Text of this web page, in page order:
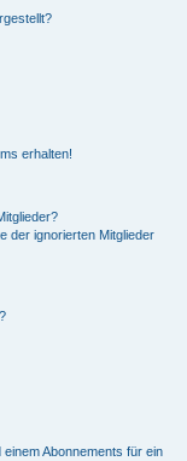
erhalten!
der ignorierten Mitglieder
Abonnements für ein